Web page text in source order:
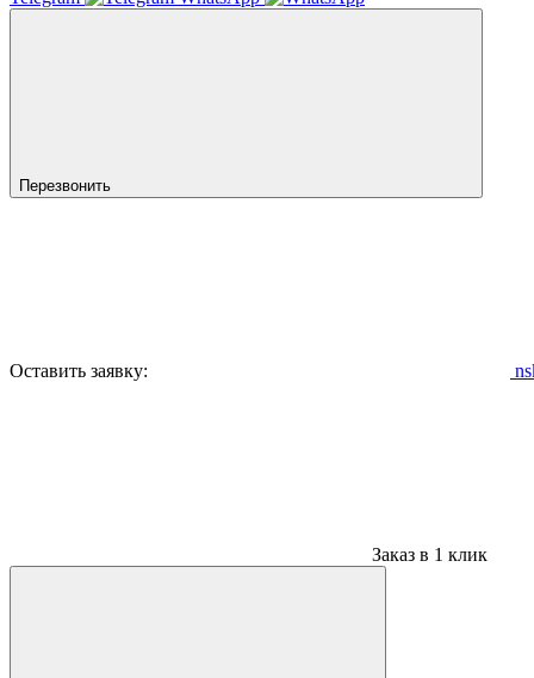
Перезвонить
Оставить заявку:
Заказ в 1 клик